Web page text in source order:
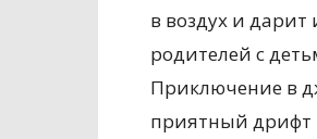
в воздух и
родителей с
Приключение в
приятный дрифт